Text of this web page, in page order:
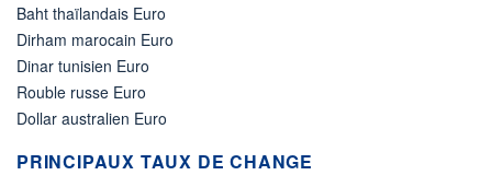
Baht thaïlandais Euro
Dirham marocain Euro
Dinar tunisien Euro
Rouble russe Euro
Dollar australien Euro
PRINCIPAUX TAUX DE CHANGE